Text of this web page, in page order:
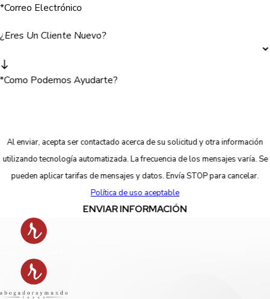
*Correo Electrónico
¿Eres Un Cliente Nuevo?
*Como Podemos Ayudarte?
Al enviar, acepta ser contactado acerca de su solicitud y otra información
utilizando tecnología automatizada. La frecuencia de los mensajes varía. Se
pueden aplicar tarifas de mensajes y datos. Envía STOP para cancelar.
Política de uso aceptable
ENVIAR INFORMACIÓN